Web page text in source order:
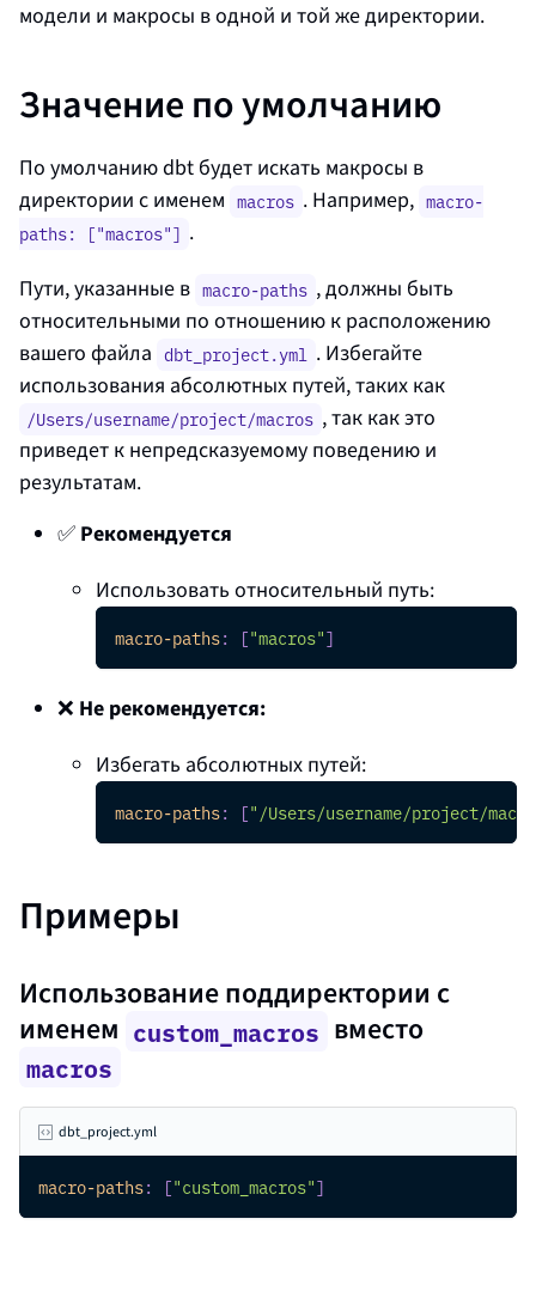
модели и макросы в одной и той же директории.
Значение по умолчанию
По умолчанию dbt будет искать макросы в
директории с именем macros . Например, macro-
paths: ["macros"] .
Пути, указанные в macro-paths , должны быть
относительными по отношению к расположению
вашего файла dbt_project.yml . Избегайте
использования абсолютных путей, таких как
/Users/username/project/macros , так как это
приведет к непредсказуемому поведению и
результатам.
✅ Рекомендуется
Использовать относительный путь:
macro-paths: ["macros"]
❌ Не рекомендуется:
Избегать абсолютных путей:
macro-paths: ["/Users/username/project/
Примеры
Использование поддиректории с
именем custom_macros вместо
macros
dbt_project.yml
macro-paths: ["custom_macros"]